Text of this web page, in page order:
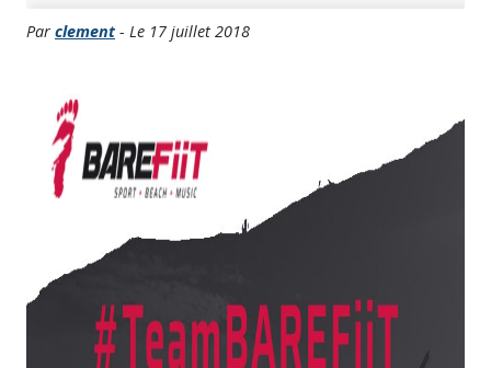
Par clement - Le 17 juillet 2018